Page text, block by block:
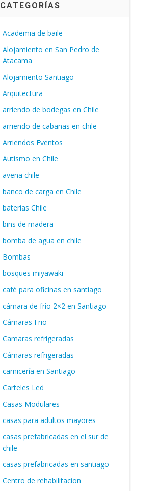
CATEGORÍAS
Academia de baile
Alojamiento en San Pedro de
Atacama
Alojamiento Santiago
Arquitectura
arriendo de bodegas en Chile
arriendo de cabañas en chile
Arriendos Eventos
Autismo en Chile
avena chile
banco de carga en Chile
baterias Chile
bins de madera
bomba de agua en chile
Bombas
bosques miyawaki
café para oficinas en santiago
cámara de frío 2×2 en Santiago
Cámaras Frio
Camaras refrigeradas
Cámaras refrigeradas
carnicería en Santiago
Carteles Led
Casas Modulares
casas para adultos mayores
casas prefabricadas en el sur de
chile
casas prefabricadas en santiago
Centro de rehabilitacion